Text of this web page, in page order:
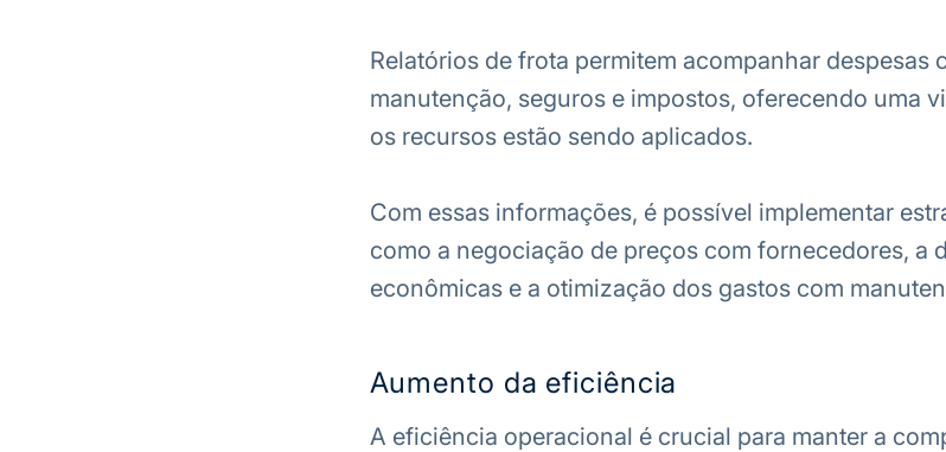
Relatórios de frota permitem acompanhar despesas
manutenção, seguros e impostos, oferecendo uma
os recursos estão sendo aplicados.
Com essas informações, é possível implementar
como a negociação de preços com fornecedores, a
econômicas e a otimização dos gastos com
Aumento da eficiência
A eficiência operacional é crucial para manter a